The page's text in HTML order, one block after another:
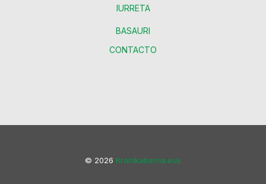
IURRETA
BASAURI
CONTACTO
© 2026 Kronikaberria.eus